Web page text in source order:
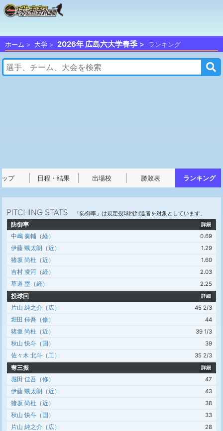
ホーム 大学 2026年 広島六大学春季 ランキング
ップ 日程・結果 出場校 勝敗表 ランキング
「防御率」は規定投球回到達者を対象としています。
防御率
詳細
中嶋 奏輔（経）
0.69
伊藤 颯太朗（近）
1.29
猪坂 尚杜（近）
1.60
吉村 凌河（経）
2.03
草道 塁（経）
2.25
投球回
詳細
片山 純之介（広）
45 2/3
堀田 佳吾（修）
44
猪坂 尚杜（近）
39 1/3
秋山 快斗（国）
39
佐々木 北斗（工）
35 2/3
奪三振
詳細
堀田 佳吾（修）
47
伊藤 颯太朗（近）
43
猪坂 尚杜（近）
38
秋山 快斗（国）
33
片山 純之介（広）
28